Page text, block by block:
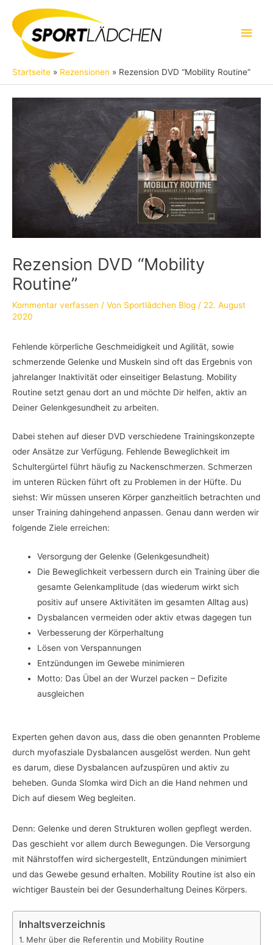
Inhalt
springen
Startseite Rezensionen Rezension DVD “Mobility Routine”
Rezension DVD “Mobility
Routine”
Kommentar verfassen / Von Sportlädchen Blog / 22. August
2020
Fehlende körperliche Geschmeidigkeit und Agilität, sowie
schmerzende Gelenke und Muskeln sind oft das Ergebnis von
jahrelanger Inaktivität oder einseitiger Belastung. Mobility
Routine setzt genau dort an und möchte Dir helfen, aktiv an
Deiner Gelenkgesundheit zu arbeiten.
Dabei stehen auf dieser DVD verschiedene Trainingskonzepte
oder Ansätze zur Verfügung. Fehlende Beweglichkeit im
Schultergürtel führt häufig zu Nackenschmerzen. Schmerzen
im unteren Rücken führt oft zu Problemen in der Hüfte. Du
siehst: Wir müssen unseren Körper ganzheitlich betrachten und
unser Training dahingehend anpassen. Genau dann werden wir
folgende Ziele erreichen:
Versorgung der Gelenke (Gelenkgesundheit)
Die Beweglichkeit verbessern durch ein Training über die
gesamte Gelenkamplitude (das wiederum wirkt sich
positiv auf unsere Aktivitäten im gesamten Alltag aus)
Dysbalancen vermeiden oder aktiv etwas dagegen tun
Verbesserung der Körperhaltung
Lösen von Verspannungen
Entzündungen im Gewebe minimieren
Motto: Das Übel an der Wurzel packen – Defizite
ausgleichen
Experten gehen davon aus, dass die oben genannten Probleme
durch myofasziale Dysbalancen ausgelöst werden. Nun geht
es darum, diese Dysbalancen aufzuspüren und aktiv zu
beheben. Gunda Slomka wird Dich an die Hand nehmen und
Dich auf diesem Weg begleiten.
Denn: Gelenke und deren Strukturen wollen gepflegt werden.
Das geschieht vor allem durch Bewegungen. Die Versorgung
mit Nährstoffen wird sichergestellt, Entzündungen minimiert
und das Gewebe gesund erhalten. Mobility Routine ist also ein
wichtiger Baustein bei der Gesunderhaltung Deines Körpers.
Inhaltsverzeichnis
Mehr über die Referentin und Mobility Routine